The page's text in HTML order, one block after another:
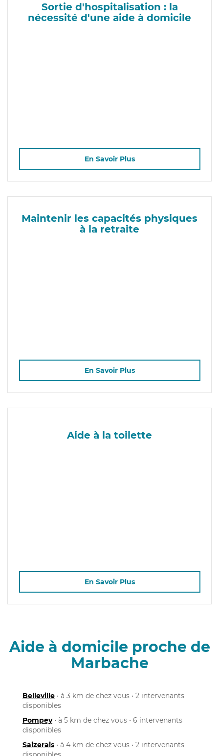
Sortie d'hospitalisation : la
nécessité d'une aide à domicile
En Savoir Plus
Maintenir les capacités physiques
à la retraite
En Savoir Plus
Aide à la toilette
En Savoir Plus
Aide à domicile proche de
Marbache
Belleville • à 3 km de chez vous • 2 intervenants
disponibles
Pompey• à 5 km de chez vous • 6 intervenants
disponibles
Saizerais • à 4 km de chez vous • 2 intervenants